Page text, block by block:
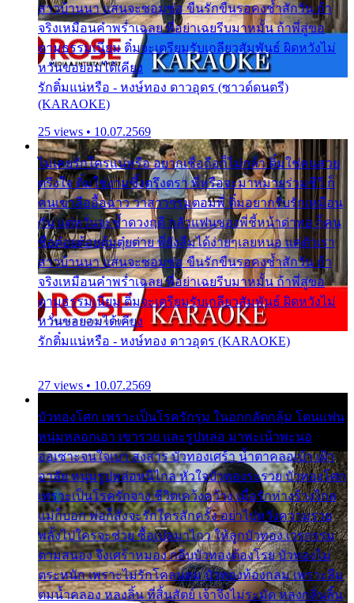
สาวบ้านนา แสนจะซอมซ่อ ขืนรักขืนรอคงช้ำสักวัน ถ้า
จริงเหมือนคำพร่ำเฉลย พี่อย่าเฉยรีบมาหมั้น ถ้าพี่สู่ขอ
ตามธรรมเนียม ติ๋มจะเตรียมรับเกลียวสัมพันธ์ ผิดหวังไม่
หวั่นขอยอมได้เคียง
รักติ๋มแน่หรือ - หงษ์ทอง ดาวอุดร (ซาวด์ดนตรี)
(KARAOKE)
25 views • 10.07.2569
ไม่เคยรักใครแน่หรือ อยากเชื่อถือก็ไม่กล้า ติ๋มใช่คนสวย
ตรึงใจ ติ๋มใช่งามซึ้งตรึงตรา พี่หรือจะมาหมายร่วมชีวี ก็
คนเขาลืออื้อฉาว ว่าสาวๆรุมตอมพี่ ติ๋มอยากรับรักเหมือน
กัน แต่หวั่นจะช้ำดวงฤดี กลัวแฟนของพี่ชี้หน้าด่าทอ ก็คน
ชื่อต๋อยต้อยตุ้มตุ๋ยต่าย พี่ยังลืมได้ง่ายๆเลยหนอ แค่ตัวเรา
สาวบ้านนา แสนจะซอมซ่อ ขืนรักขืนรอคงช้ำสักวัน ถ้า
จริงเหมือนคำพร่ำเฉลย พี่อย่าเฉยรีบมาหมั้น ถ้าพี่สู่ขอ
ตามธรรมเนียม ติ๋มจะเตรียมรับเกลียวสัมพันธ์ ผิดหวังไม่
หวั่นขอยอมได้เคียง
รักติ๋มแน่หรือ - หงษ์ทอง ดาวอุดร (KARAOKE)
27 views • 10.07.2569
บัวทองโศก เพราะเป็นโรครักรุม ในอกกลัดกลุ้ม โดนแฟน
หนุ่มหลอกเอา เขารวย และรูปหล่อ มาพะเน้าพะนอ
ออเซาะจนใจเบา สงสาร บัวทองเศร้า น้ำตาคลอเบ้า เฝ้า
อาลัย หนุ่มรูปหล่อหนีไกล หัวใจบัวทองระรวย บัวทองโศก
เพราะเป็นโรครักจาง ชีวิตเคว้งคว้าง เมื่อรักห่างร้างไกล
แม่ก็บอก พ่อก็สั่งจะรักใครสักครั้ง อย่าไปหวังความรวย
พลั้งไปใครจะช่วย ซื้อเปลมาไกว ให้ลูกบัวทอง เวรกรรม
ตามสนอง จึงเศร้าหมอง กลีบบัวทองต้องโรย บัวทองไม่
ตระหนัก เพราะไม่รักโคลนตม บัวทองท้องกลม เพราะลืม
ตมน้ำคลอง หลงลิ้น ที่สิ้นสัตย์ เจ้าจึงไม่ระมัด หลงกลิ่นลิ้น